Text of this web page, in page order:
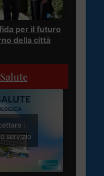
per il futuro
della città
i
servizio